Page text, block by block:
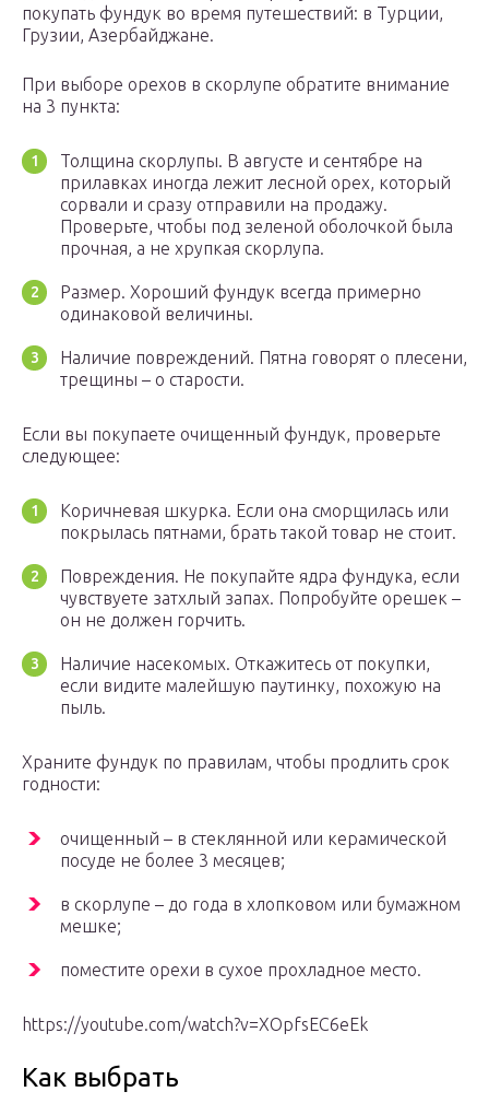
покупать фундук во время путешествий: в Турции,
Грузии, Азербайджане.
При выборе орехов в скорлупе обратите внимание
на 3 пункта:
Толщина скорлупы. В августе и сентябре на
прилавках иногда лежит лесной орех, который
сорвали и сразу отправили на продажу.
Проверьте, чтобы под зеленой оболочкой была
прочная, а не хрупкая скорлупа.
Размер. Хороший фундук всегда примерно
одинаковой величины.
Наличие повреждений. Пятна говорят о плесени,
трещины – о старости.
Если вы покупаете очищенный фундук, проверьте
следующее:
Коричневая шкурка. Если она сморщилась или
покрылась пятнами, брать такой товар не стоит.
Повреждения. Не покупайте ядра фундука, если
чувствуете затхлый запах. Попробуйте орешек –
он не должен горчить.
Наличие насекомых. Откажитесь от покупки,
если видите малейшую паутинку, похожую на
пыль.
Храните фундук по правилам, чтобы продлить срок
годности:
очищенный – в стеклянной или керамической
посуде не более 3 месяцев;
в скорлупе – до года в хлопковом или бумажном
мешке;
поместите орехи в сухое прохладное место.
https://youtube.com/watch?v=XOpfsEC6eEk
Как выбрать